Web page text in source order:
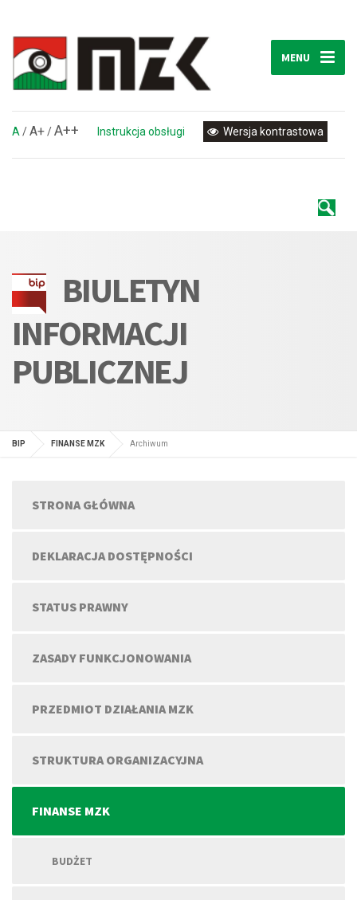
MENU
A/A+/A++ Instrukcja obsługi Wersja kontrastowa
BIULETYN
INFORMACJI
PUBLICZNEJ
BIP FINANSE MZK Archiwum
STRONA GŁÓWNA
DEKLARACJA DOSTĘPNOŚCI
STATUS PRAWNY
ZASADY FUNKCJONOWANIA
PRZEDMIOT DZIAŁANIA MZK
STRUKTURA ORGANIZACYJNA
FINANSE MZK
BUDŻET